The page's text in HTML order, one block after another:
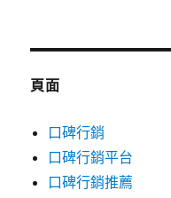
頁面
口碑行銷
口碑行銷平台
口碑行銷推薦